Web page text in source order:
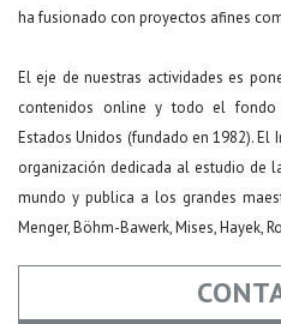
ha fusionado con proyectos afines
El eje de nuestras actividades es
contenidos online y todo el
Estados Unidos (fundado en 1982).
organización dedicada al estudio de
mundo y publica a los grandes
Menger, Böhm-Bawerk, Mises, Hayek,